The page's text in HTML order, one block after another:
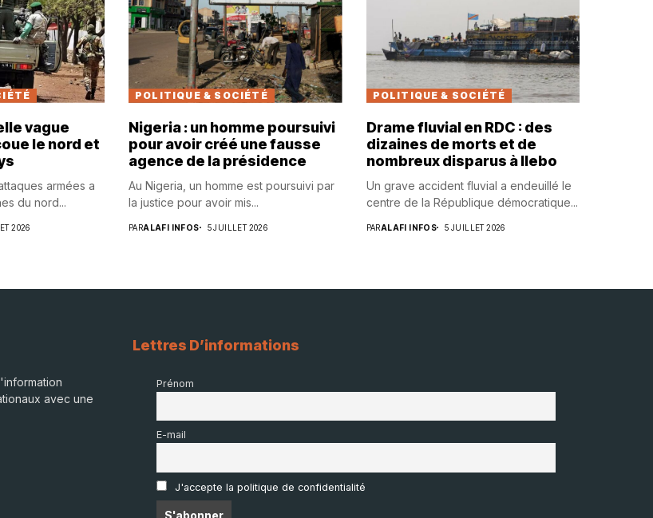
vague
le nord et
armées a
du nord...
2026
POLITIQUE & SOCIÉTÉ
Nigeria : un homme poursuivi
pour avoir créé une fausse
agence de la présidence
Au Nigeria, un homme est poursuivi par
la justice pour avoir mis...
PARALAFI INFOS 5 JUILLET 2026
POLITIQUE & SOCIÉTÉ
Drame fluvial en RDC : des
dizaines de morts et de
nombreux disparus à Ilebo
Un grave accident fluvial a endeuillé le
centre de la République démocratique...
PARALAFI INFOS 5 JUILLET 2026
avec une
Lettres D’informations
Prénom
E-mail
J'accepte la politique de confidentialité